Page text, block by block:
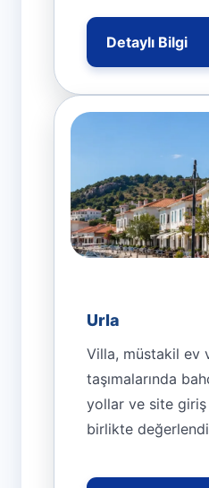
Detaylı Bilgi
Urla
Villa, müstakil ev
taşımalarında
yollar ve site giriş
birlikte